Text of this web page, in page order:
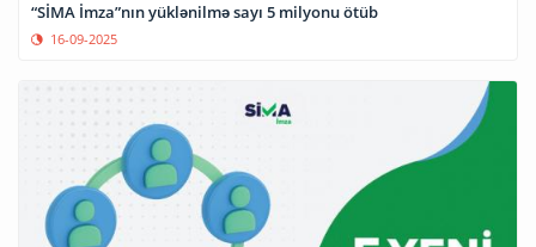
“SİMA İmza”nın yüklənilmə sayı 5 milyonu ötüb
16-09-2025